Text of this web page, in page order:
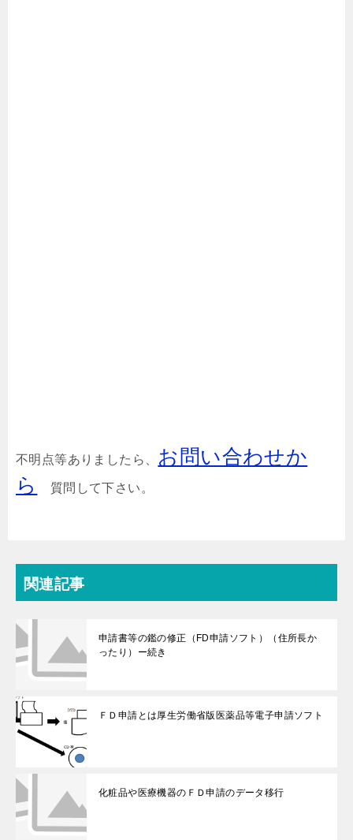
不明点等ありましたら、 お問い合わせか
ら
質問して下さい。
関連記事
申請書等の鑑の修正（FD申請ソフト）（住所長か
ったり）ー続き
ＦＤ申請とは厚生労働省版医薬品等電子申請ソフト
化粧品や医療機器のＦＤ申請のデータ移行